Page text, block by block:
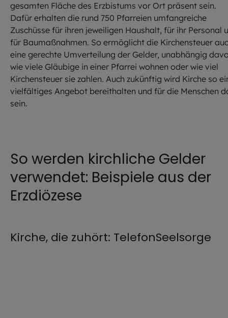
gesamten Fläche des Erzbistums vor Ort präsent sein.
Dafür erhalten die rund 750 Pfarreien umfangreiche
Zuschüsse für ihren jeweiligen Haushalt, für ihr Personal
für Baumaßnahmen. So ermöglicht die Kirchensteuer
eine gerechte Umverteilung der Gelder, unabhängig
wie viele Gläubige in einer Pfarrei wohnen oder wie viel
Kirchensteuer sie zahlen. Auch zukünftig wird Kirche so
vielfältiges Angebot bereithalten und für die Menschen
sein.
So werden kirchliche Gelder
verwendet: Beispiele aus der
Erzdiözese
Kirche, die zuhört: TelefonSeelsorge